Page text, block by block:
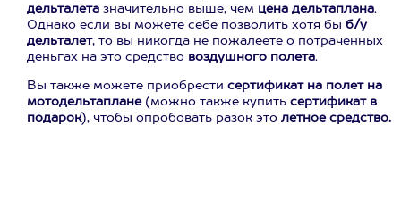
дельталета значительно выше, чем цена дельтаплана.
Однако если вы можете себе позволить хотя бы б/у
дельталет, то вы никогда не пожалеете о потраченных
деньгах на это средство воздушного полета.
Вы также можете приобрести сертификат на полет на
мотодельтаплане(можно также купить сертификат в
подарок), чтобы опробовать разок это летное средство.